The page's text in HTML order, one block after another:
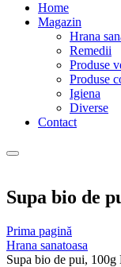
Home
Magazin
Hrana
Remedii
Produse
Produse
Igiena
Diverse
Contact
Supa bio de
Prima pagină
Hrana sanatoasa
Supa bio de pui,